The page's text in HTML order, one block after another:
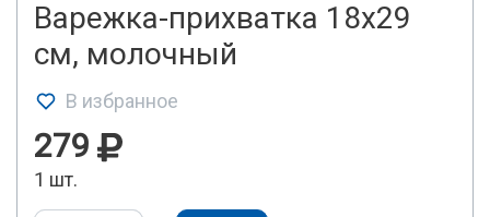
Варежка-прихватка 18х29
см, молочный
В избранное
279
1 шт.